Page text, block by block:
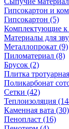
Гипсокартон и
Гипсокартон (5)
Комплектующие к
Материалы для
Металлопрокат (9)
Пиломатериал (8)
Брусок (2)
Плитка
Поликарбонат
Сетки (42)
Теплоизоляция
Каменная вата (30)
Пенопласт (16)